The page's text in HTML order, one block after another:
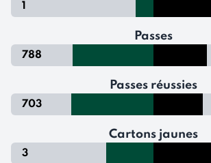
1
Passes
788
Passes réussies
703
Cartons jaunes
3